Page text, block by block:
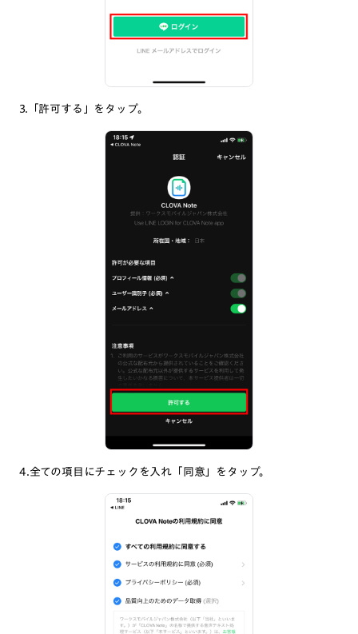
3.「許可する」をタップ。
4.全ての項目にチェックを入れ「同意」をタップ。